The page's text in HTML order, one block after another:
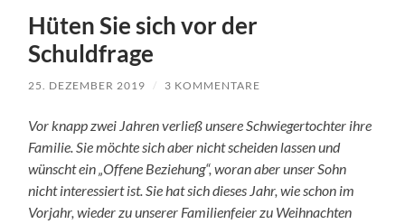
Hüten Sie sich vor der
Schuldfrage
25. DEZEMBER 2019 / 3 KOMMENTARE
Vor knapp zwei Jahren verließ unsere Schwiegertochter ihre
Familie. Sie möchte sich aber nicht scheiden lassen und
wünscht ein „Offene Beziehung“, woran aber unser Sohn
nicht interessiert ist. Sie hat sich dieses Jahr, wie schon im
Vorjahr, wieder zu unserer Familienfeier zu Weihnachten